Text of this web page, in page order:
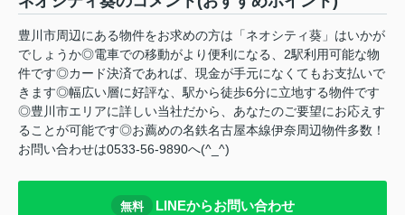
豊川市周辺にある物件をお求めの方は「ネオシティ葵」はいかが
でしょうか◎電車での移動がより便利になる、2駅利用可能な物
件です◎カード決済であれば、現金が手元になくてもお支払いで
きます◎幅広い層に好評な、駅から徒歩6分に立地する物件です
◎豊川市エリアに詳しい当社だから、あなたのご要望にお応えす
ることが可能です◎お薦めの名鉄名古屋本線伊奈周辺物件多数！
お問い合わせは0533-56-9890へ(^_^)
無料 LINEからお問い合わせ